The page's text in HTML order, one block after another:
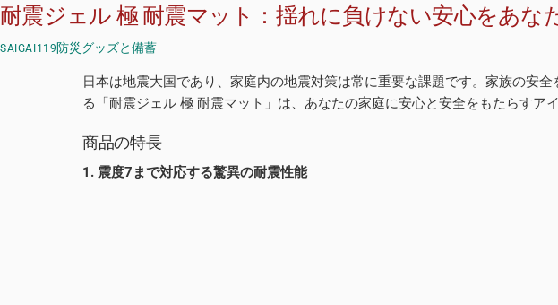
耐震ジェル 極 耐震マット：揺れに負けない安心をあな
SAIGAI119防災グッズと備蓄
日本は地震大国であり、家庭内の地震対策は常に重要な課題です。家族の安
る「耐震ジェル 極 耐震マット」は、あなたの家庭に安心と安全をもたらすア
商品の特長
1. 震度7まで対応する驚異の耐震性能